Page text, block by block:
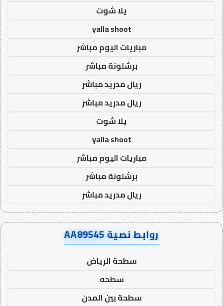
يلا شوت
yalla shoot
مباريات اليوم مباشر
برشلونة مباشر
ريال مدريد مباشر
ريال مدريد مباشر
يلا شوت
yalla shoot
مباريات اليوم مباشر
برشلونة مباشر
ريال مدريد مباشر
روابط نصية AA89545
سطحة الرياض
سطحه
سطحة بين المدن